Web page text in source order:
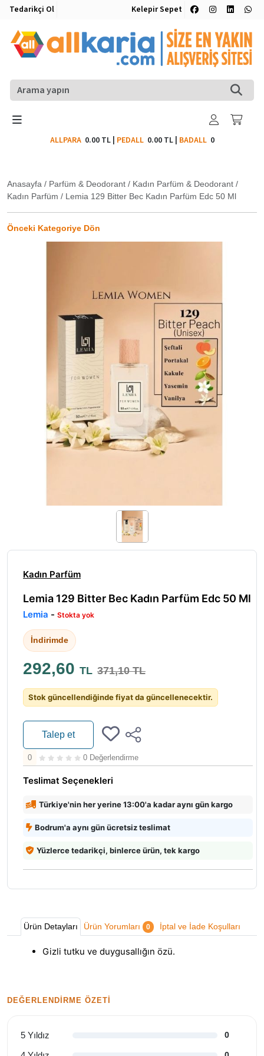
Tedarikçi Ol Kelepir Sepet
ALLPARA 0.00 TL| PEDALL 0.00 TL| BADALL0
Anasayfa / Parfüm & Deodorant / Kadın Parfüm & Deodorant /
Kadın Parfüm / Lemia 129 Bitter Bec Kadın Parfüm Edc 50 Ml
Önceki Kategoriye Dön
Kadın Parfüm
Lemia 129 Bitter Bec Kadın Parfüm Edc 50 Ml
Lemia - Stokta yok
İndirimde
292,60 TL 371,10 TL
Stok güncellendiğinde fiyat da güncellenecektir.
Talep et
0 0 Değerlendirme
Teslimat Seçenekleri
Türkiye'nin her yerine 13:00'a kadar aynı gün kargo
Bodrum'a aynı gün ücretsiz teslimat
Yüzlerce tedarikçi, binlerce ürün, tek kargo
Ürün Detayları Ürün Yorumları 0 İptal ve İade Koşulları
Gizli tutku ve duygusallığın özü.
DEĞERLENDIRME ÖZETI
5 Yıldız 0